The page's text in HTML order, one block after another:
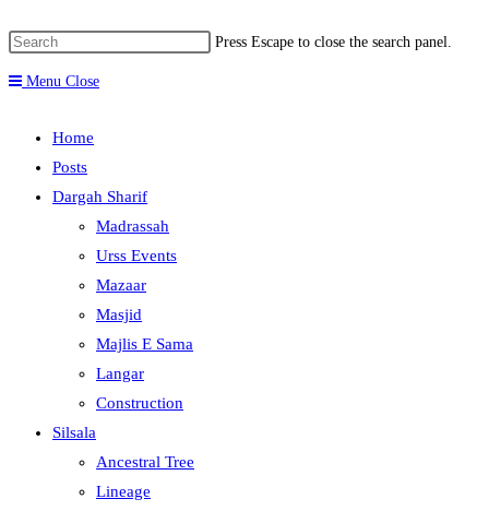
Press Escape to close the search panel.
Menu Close
Home
Posts
Dargah Sharif
Madrassah
Urss Events
Mazaar
Masjid
Majlis E Sama
Langar
Construction
Silsala
Ancestral Tree
Lineage